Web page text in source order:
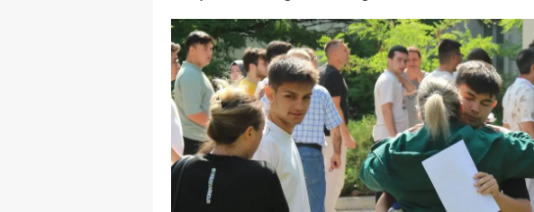
Şanlıurfa
Uşak
Van
Yozgat
Zonguldak
Aksaray